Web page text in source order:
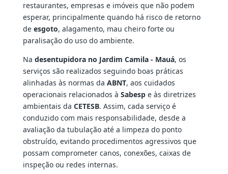
restaurantes, empresas e imóveis que não podem
esperar, principalmente quando há risco de retorno
de esgoto, alagamento, mau cheiro forte ou
paralisação do uso do ambiente.
Na desentupidora no Jardim Camila - Mauá, os
serviços são realizados seguindo boas práticas
alinhadas às normas da ABNT, aos cuidados
operacionais relacionados à Sabespe às diretrizes
ambientais da CETESB. Assim, cada serviço é
conduzido com mais responsabilidade, desde a
avaliação da tubulação até a limpeza do ponto
obstruído, evitando procedimentos agressivos que
possam comprometer canos, conexões, caixas de
inspeção ou redes internas.